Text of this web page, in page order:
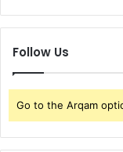
Follow Us
Go to the Arqam